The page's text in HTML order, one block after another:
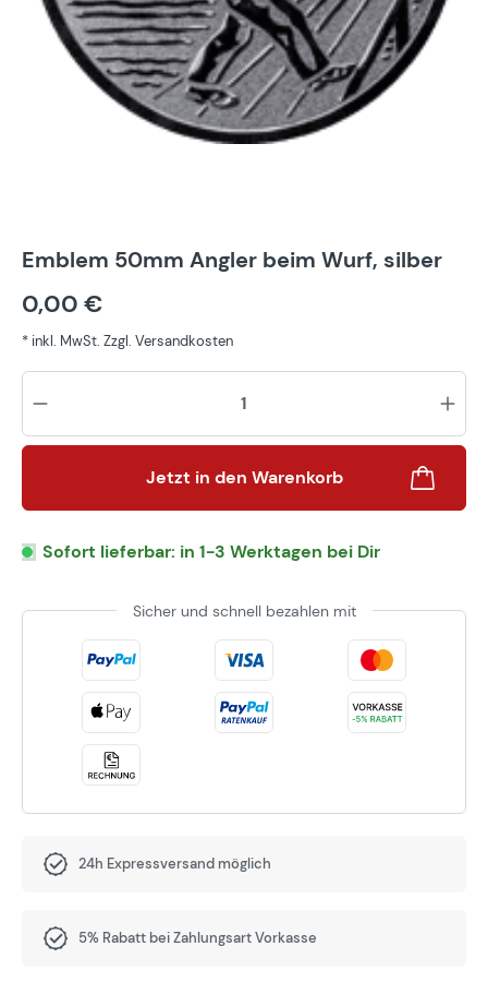
Emblem 50mm Angler beim Wurf, silber
0,00 €
* inkl. MwSt. Zzgl. Versandkosten
Jetzt in den Warenkorb
Sofort lieferbar: in 1-3 Werktagen bei Dir
Sicher und schnell bezahlen mit
24h Expressversand möglich
5% Rabatt bei Zahlungsart Vorkasse